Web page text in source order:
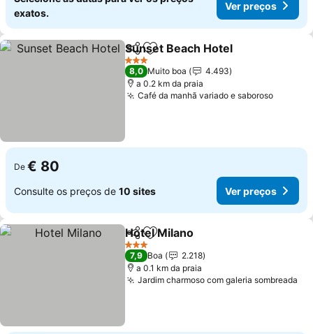
exatos.
Ver preços
PartilharAdicionar aos favoritos
Sunset Beach Hotel
3 Estrelas
8,0 Muito boa
4.493
a 0.2 km da praia
Café da manhã variado e saborosoVer
De € 80
Consulte os preços de 10 sites Ver preços
PartilharAdicionar aos favoritos
Hotel Milano
3 Estrelas
7,9 Boa
2.218
a 0.1 km da praia
Jardim charmoso com galeria sombreada